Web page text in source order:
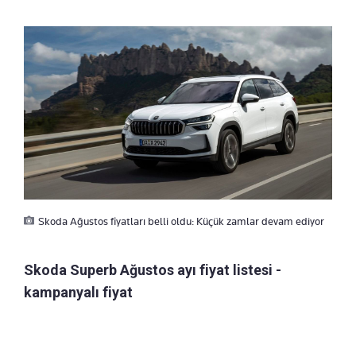
Skoda Ağustos fiyatları belli oldu: Küçük zamlar devam ediyor
Skoda Superb Ağustos ayı fiyat listesi -
kampanyalı fiyat